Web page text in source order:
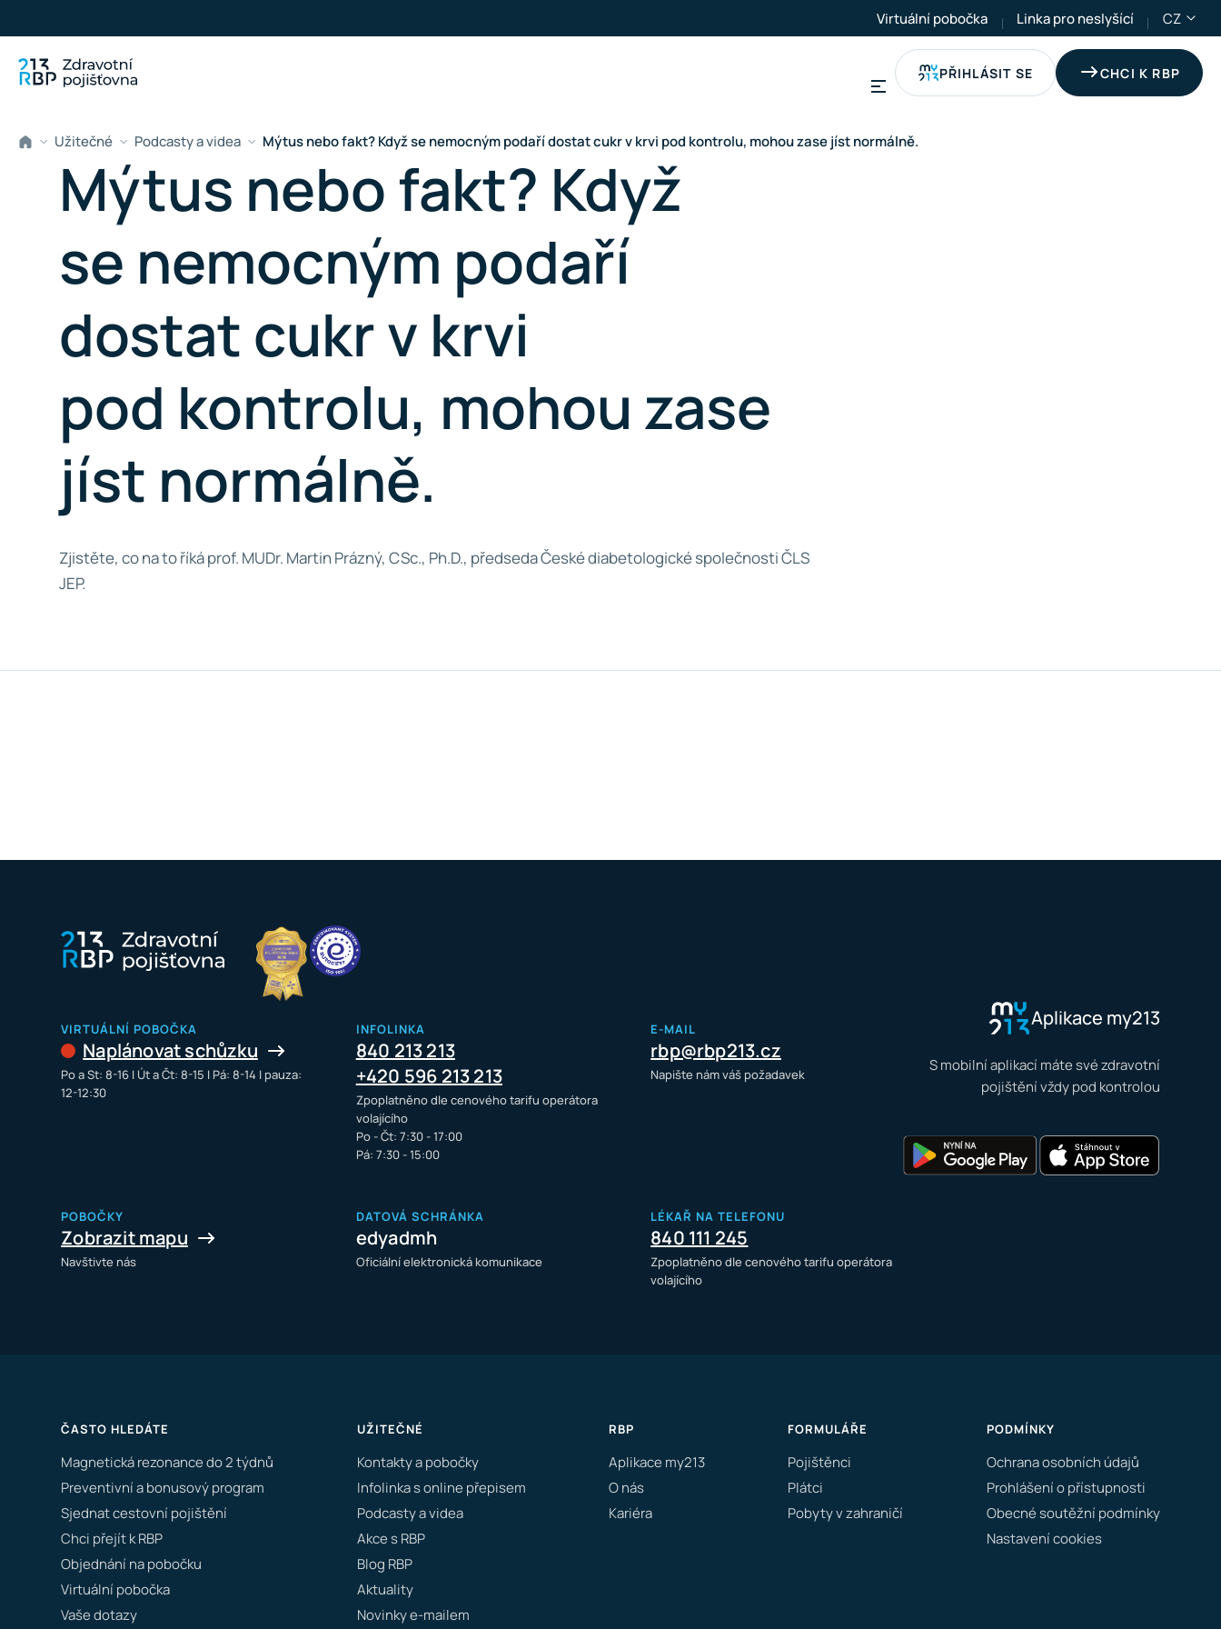
Virtuální pobočka Linka pro neslyšící CZ
PŘIHLÁSIT SE CHCI K RBP
Užitečné Podcasty a videa Mýtus nebo fakt? Když se nemocným podaří dostat cukr v krvi pod kontrolu, mohou zase jíst normálně.
Mýtus nebo fakt? Když
se nemocným podaří
dostat cukr v krvi
pod kontrolu, mohou zase
jíst normálně.
Zjistěte, co na to říká prof. MUDr. Martin Prázný, CSc., Ph.D., předseda České diabetologické společnosti ČLS
JEP.
VIRTUÁLNÍ POBOČKA
Naplánovat schůzku
Po a St: 8-16 I Út a Čt: 8-15 I Pá: 8-14 I pauza:
12-12:30
INFOLINKA
840 213 213
+420 596 213 213
Zpoplatněno dle cenového tarifu operátora
volajícího
Po - Čt: 7:30 - 17:00
Pá: 7:30 - 15:00
E-MAIL
rbp@rbp213.cz
Napište nám váš požadavek
POBOČKY
Zobrazit mapu
Navštivte nás
DATOVÁ SCHRÁNKA
edyadmh
Oficiální elektronická komunikace
LÉKAŘ NA TELEFONU
840 111 245
Zpoplatněno dle cenového tarifu operátora
volajícího
Aplikace my213
S mobilní aplikací máte své zdravotní
pojištění vždy pod kontrolou
ČASTO HLEDÁTE
Magnetická rezonance do 2 týdnů
Preventivní a bonusový program
Sjednat cestovní pojištění
Chci přejít k RBP
Objednání na pobočku
Virtuální pobočka
Vaše dotazy
UŽITEČNÉ
Kontakty a pobočky
Infolinka s online přepisem
Podcasty a videa
Akce s RBP
Blog RBP
Aktuality
Novinky e-mailem
RBP
Aplikace my213
O nás
Kariéra
FORMULÁŘE
Pojištěnci
Plátci
Pobyty v zahraničí
PODMÍNKY
Ochrana osobních údajů
Prohlášení o přístupnosti
Obecné soutěžní podmínky
Nastavení cookies